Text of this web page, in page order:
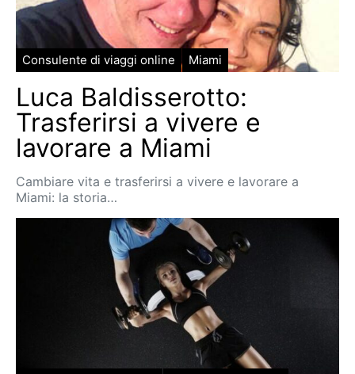
Consulente di viaggi online Miami
Luca Baldisserotto:
Trasferirsi a vivere e
lavorare a Miami
Cambiare vita e trasferirsi a vivere e lavorare a
Miami: la storia…